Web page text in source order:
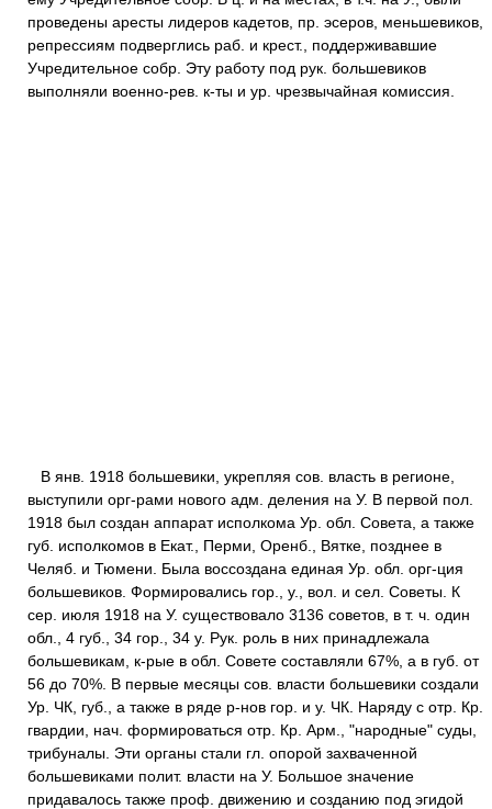
проведены аресты лидеров кадетов, пр. эсеров, меньшевиков,
репрессиям подверглись раб. и крест., поддерживавшие
Учредительное собр. Эту работу под рук. большевиков
выполняли военно-рев. к-ты и ур. чрезвычайная комиссия.
В янв. 1918 большевики, укрепляя сов. власть в регионе,
выступили орг-рами нового адм. деления на У. В первой пол.
1918 был создан аппарат исполкома Ур. обл. Совета, а также
губ. исполкомов в Екат., Перми, Оренб., Вятке, позднее в
Челяб. и Тюмени. Была воссоздана единая Ур. обл. орг-ция
большевиков. Формировались гор., у., вол. и сел. Советы. К
сер. июля 1918 на У. существовало 3136 советов, в т. ч. один
обл., 4 губ., 34 гор., 34 у. Рук. роль в них принадлежала
большевикам, к-рые в обл. Совете составляли 67%, а в губ. от
56 до 70%. В первые месяцы сов. власти большевики создали
Ур. ЧК, губ., а также в ряде р-нов гор. и у. ЧК. Наряду с отр. Кр.
гвардии, нач. формироваться отр. Кр. Арм., "народные" суды,
трибуналы. Эти органы стали гл. опорой захваченной
большевиками полит. власти на У. Большое значение
придавалось также проф. движению и созданию под эгидой